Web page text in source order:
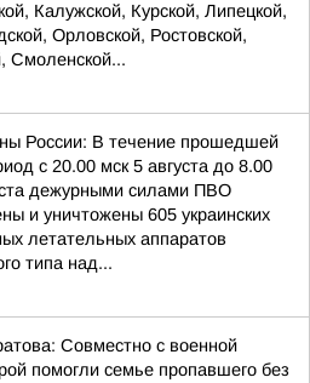
Калужской, Курской, Липецкой,
Орловской, Ростовской,
Смоленской...
России: В течение прошедшей
с 20.00 мск 5 августа до 8.00
дежурными силами ПВО
и уничтожены 605 украинских
летательных аппаратов
типа над...
Совместно с военной
помогли семье пропавшего без